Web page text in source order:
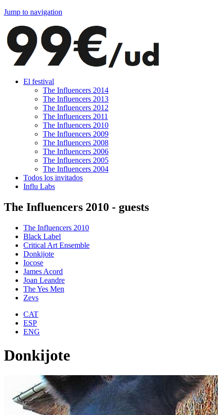
Jump to navigation
El festival
The Influencers 2014
The Influencers 2013
The Influencers 2012
The Influencers 2011
The Influencers 2010
The Influencers 2009
The Influencers 2008
The Influencers 2006
The Influencers 2005
The Influencers 2004
Todos los invitados
Influ Labs
The Influencers 2010 - guests
The Influencers 2010
Black Label
Critical Art Ensemble
Donkijote
Iocose
James Acord
Joan Leandre
The Yes Men
Zevs
CAT
ESP
ENG
Donkijote